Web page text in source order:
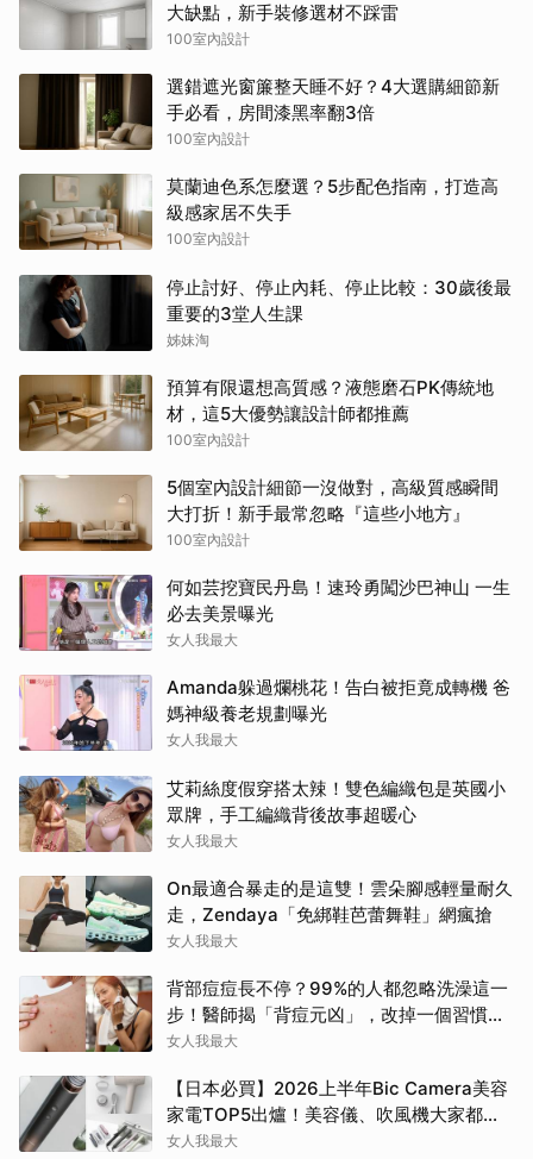
大缺點，新手裝修選材不踩雷
100室內設計
選錯遮光窗簾整天睡不好？4大選購細節新
手必看，房間漆黑率翻3倍
100室內設計
莫蘭迪色系怎麼選？5步配色指南，打造高
級感家居不失手
100室內設計
停止討好、停止內耗、停止比較：30歲後最
重要的3堂人生課
姊妹淘
預算有限還想高質感？液態磨石PK傳統地
材，這5大優勢讓設計師都推薦
100室內設計
5個室內設計細節一沒做對，高級質感瞬間
大打折！新手最常忽略『這些小地方』
100室內設計
何如芸挖寶民丹島！速玲勇闖沙巴神山 一生
必去美景曝光
女人我最大
Amanda躲過爛桃花！告白被拒竟成轉機 爸
媽神級養老規劃曝光
女人我最大
艾莉絲度假穿搭太辣！雙色編織包是英國小
眾牌，手工編織背後故事超暖心
女人我最大
On最適合暴走的是這雙！雲朵腳感輕量耐久
走，Zendaya「免綁鞋芭蕾舞鞋」網瘋搶
女人我最大
背部痘痘長不停？99%的人都忽略洗澡這一
步！醫師揭「背痘元凶」，改掉一個習慣真
的差很多
女人我最大
【日本必買】2026上半年Bic Camera美容
家電TOP5出爐！美容儀、吹風機大家都搶
這幾款
女人我最大